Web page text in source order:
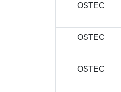
OSTEC
OSTEC
OSTEC